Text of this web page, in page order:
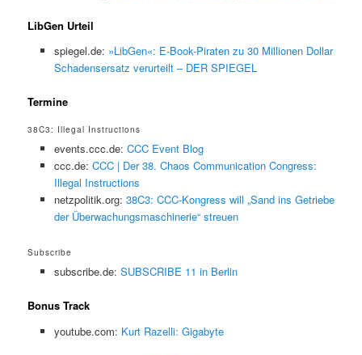
LibGen Urteil
spiegel.de: »LibGen«: E-Book-Piraten zu 30 Millionen Dollar
Schadensersatz verurteilt – DER SPIEGEL
Termine
38C3: Illegal Instructions
events.ccc.de: CCC Event Blog
ccc.de: CCC | Der 38. Chaos Communication Congress:
Illegal Instructions
netzpolitik.org: 38C3: CCC-Kongress will „Sand ins Getriebe
der Überwachungsmaschinerie“ streuen
Subscribe
subscribe.de: SUBSCRIBE 11 in Berlin
Bonus Track
youtube.com: Kurt Razelli: Gigabyte